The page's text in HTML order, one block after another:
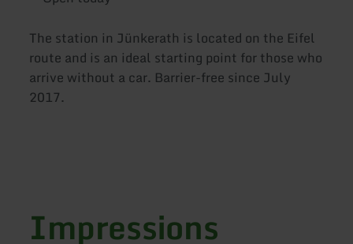
The station in Jünkerath is located on the Eifel
route and is an ideal starting point for those who
arrive without a car. Barrier-free since July
2017.
Impressions